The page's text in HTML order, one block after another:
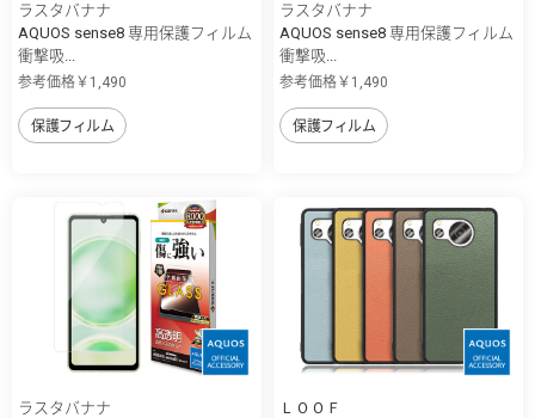
ラスタバナナ
AQUOS sense8 専用保護フィルム
衝撃吸...
参考価格￥1,490
保護フィルム
ラスタバナナ
AQUOS sense8 専用保護フィルム
衝撃吸...
参考価格￥1,490
保護フィルム
ラスタバナナ
ＬＯＯＦ